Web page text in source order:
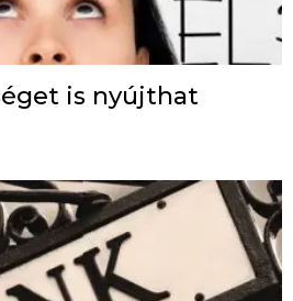
is nyújthat